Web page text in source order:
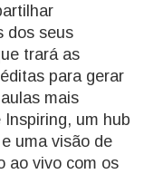
dos seus
trará as
para gerar
mais
um hub
uma visão de
ao vivo com os